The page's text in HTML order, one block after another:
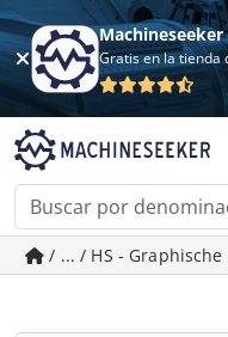
Machineseeker
/ ... / HS -